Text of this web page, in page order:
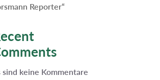
Reporter“
sind keine Kommentare